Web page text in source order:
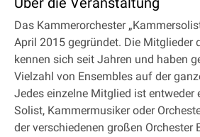
Das Kammerorchester
April 2015 gegründet. Die Mitglieder
kennen sich seit Jahren und haben
Vielzahl von Ensembles auf der
Jedes einzelne Mitglied ist entweder
Solist, Kammermusiker oder
der verschiedenen großen Orchester